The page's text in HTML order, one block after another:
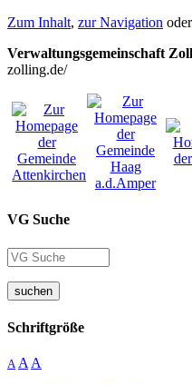
Zum Inhalt, zur Navigation oder
Verwaltungsgemeinschaft
zolling.de/
VG Suche
suchen
Schriftgröße
A A A